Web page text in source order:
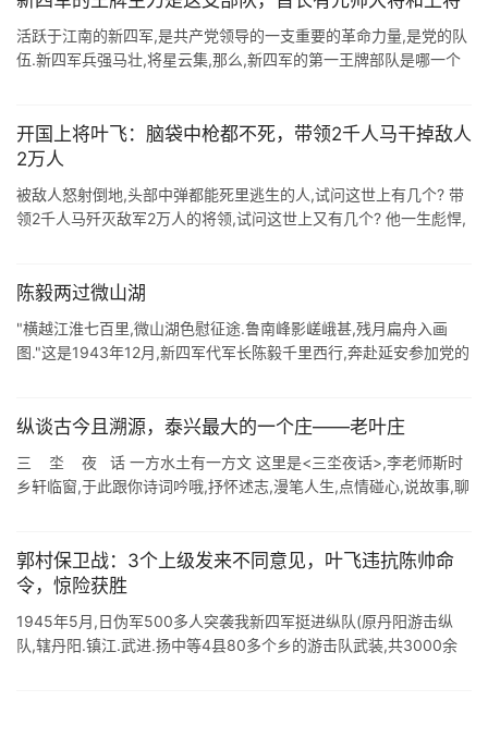
活跃于江南的新四军,是共产党领导的一支重要的革命力量,是党的队
伍.新四军兵强马壮,将星云集,那么,新四军的第一王牌部队是哪一个
开国上将叶飞：脑袋中枪都不死，带领2千人马干掉敌人
2万人
被敌人怒射倒地,头部中弹都能死里逃生的人,试问这世上有几个? 带
领2千人马歼灭敌军2万人的将领,试问这世上又有几个? 他一生彪悍,
陈毅两过微山湖
"横越江淮七百里,微山湖色慰征途.鲁南峰影嵯峨甚,残月扁舟入画
图."这是1943年12月,新四军代军长陈毅千里西行,奔赴延安参加党的
纵谈古今且溯源，泰兴最大的一个庄——老叶庄
三 坔 夜 话 一方水土有一方文 这里是<三坔夜话>,李老师斯时
乡轩临窗,于此跟你诗词吟哦,抒怀述志,漫笔人生,点情碰心,说故事,聊
郭村保卫战：3个上级发来不同意见，叶飞违抗陈帅命
令，惊险获胜
1945年5月,日伪军500多人突袭我新四军挺进纵队(原丹阳游击纵
队,辖丹阳.镇江.武进.扬中等4县80多个乡的游击队武装,共3000余